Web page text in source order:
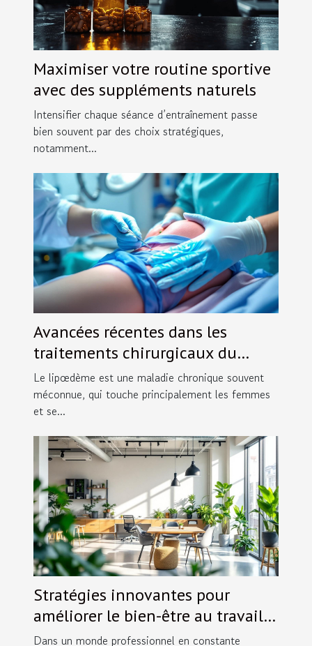
Maximiser votre routine sportive
avec des suppléments naturels
Intensifier chaque séance d’entraînement passe
bien souvent par des choix stratégiques,
notamment...
Avancées récentes dans les
traitements chirurgicaux du
lipœdème
Le lipœdème est une maladie chronique souvent
méconnue, qui touche principalement les femmes
et se...
Stratégies innovantes pour
améliorer le bien-être au travail
en 2024
Dans un monde professionnel en constante